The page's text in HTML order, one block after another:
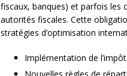
fiscaux, banques) et parfois les
autorités fiscales. Cette
stratégies d’optimisation
Implémentation de